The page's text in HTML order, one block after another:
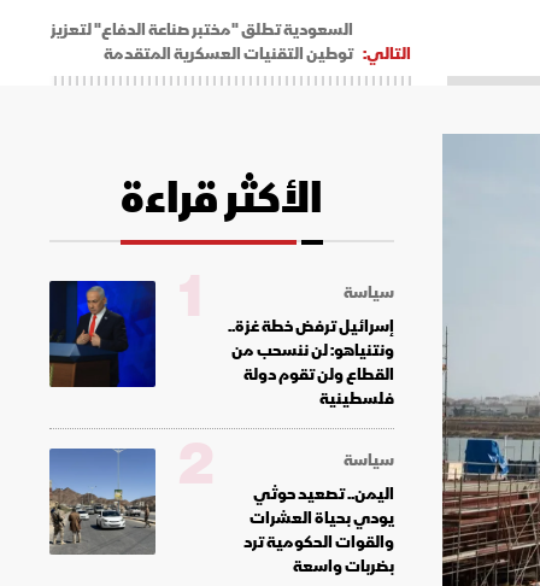
التالي:
السعودية تطلق "مختبر صناعة الدفاع" لتعزيز
توطين التقنيات العسكرية المتقدمة
الأكثر قراءة
سياسة
إسرائيل ترفض خطة غزة..
ونتنياهو: لن ننسحب من
القطاع ولن تقوم دولة
فلسطينية
1
سياسة
اليمن.. تصعيد حوثي
يودي بحياة العشرات
والقوات الحكومية ترد
بضربات واسعة
2